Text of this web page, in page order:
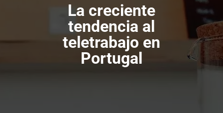
La creciente
tendencia al
teletrabajo en
Portugal